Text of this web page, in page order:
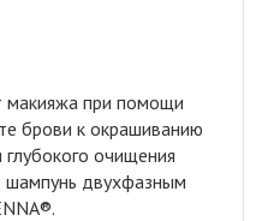
макияжа при помощи
брови к окрашиванию
очищения
шампунь двухфазным